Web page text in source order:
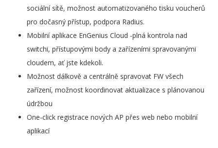
sociální sítě, možnost automatizovaného tisku voucherů
pro dočasný přístup, podpora Radius.
Mobilní aplikace EnGenius Cloud -plná kontrola nad
switchi, přístupovými body a zařízeními spravovanými
cloudem, ať jste kdekoli.
Možnost dálkově a centrálně spravovat FW všech
zařízení, možnost koordinovat aktualizace s plánovanou
údržbou
One-click registrace nových AP přes web nebo mobilní
aplikací